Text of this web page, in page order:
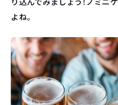
り込んでみましょう！ノミニ
よね。